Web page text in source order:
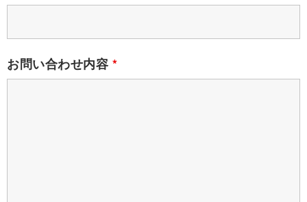
お問い合わせ内容 *